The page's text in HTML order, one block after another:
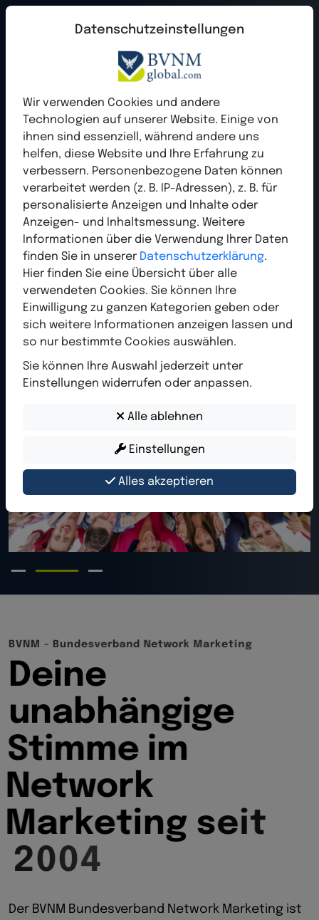
Unabhängige Stimme der
Branche seit 2004
Der BVNM Bundesverband Network Marketing ist
seitJahren die unabhängige Stimme für
Networker und Direktvertriebler.
Mehr Infos
BV N M - Bu nd esver band Network Market ing
Deine
unabhängige
Stimme im
Network
Marketing seit
2004
Der BVNM Bundesverband Network Marketing ist
Datenschutzeinstellungen
Wir verwenden Cookies und andere
Technologien auf unserer Website. Einige von
ihnen sind essenziell, während andere uns
helfen, diese Website und Ihre Erfahrung zu
verbessern. Personenbezogene Daten können
verarbeitet werden (z. B. IP-Adressen), z. B. für
personalisierte Anzeigen und Inhalte oder
Anzeigen- und Inhaltsmessung. Weitere
Informationen über die Verwendung Ihrer Daten
finden Sie in unserer Datenschutzerklärung.
Hier finden Sie eine Übersicht über alle
verwendeten Cookies. Sie können Ihre
Einwilligung zu ganzen Kategorien geben oder
sich weitere Informationen anzeigen lassen und
so nur bestimmte Cookies auswählen.
Sie können Ihre Auswahl jederzeit unter
Einstellungen widerrufen oder anpassen.
Alle ablehnen
Einstellungen
Alles akzeptieren